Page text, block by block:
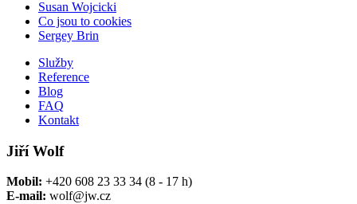
Susan Wojcicki
Co jsou to cookies
Sergey Brin
Služby
Reference
Blog
FAQ
Kontakt
Jiří Wolf
Mobil: +420 608 23 33 34 (8 - 17 h)
E-mail: wolf@jw.cz